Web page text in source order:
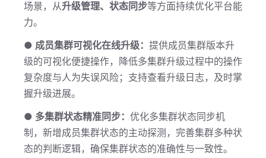
场景，从升级管理、状态同步等方面持续优化平台能
力。
● 成员集群可视化在线升级： 提供成员集群版本升
级的可视化便捷操作，降低多集群升级过程中的操作
复杂度与人为失误风险；支持查看升级日志，及时掌
握升级进展。
● 多集群状态精准同步： 优化多集群状态同步机
制，新增成员集群状态的主动探测，完善集群多种状
态的判断逻辑，确保集群状态的准确性与一致性。